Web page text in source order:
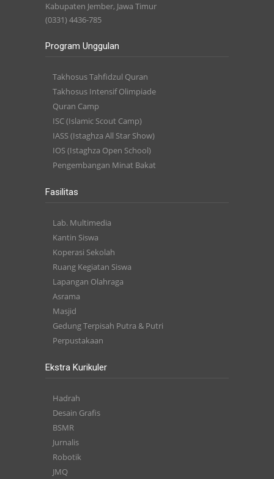
Kabupaten Jember, Jawa Timur
(0331) 4436-785
Program Unggulan
Takhosus Tahfidzul Quran
Takhosus Intensif Olimpiade
Quran Camp
ISC (Islamic Scout Camp)
IASS (Istaghza All Star Show)
IOS (Istaghza Open School)
Pengembangan Minat Bakat
Fasilitas
Lab. Multimedia
Kantin Siswa
Koperasi Sekolah
Ruang Kegiatan Siswa
Lapangan Olahraga
Asrama
Masjid
Gedung Terpisah Putra & Putri
Perpustakaan
Ekstra Kurikuler
Hadrah
Desain Grafis
BSMR
Jurnalis
Robotik
JMQ